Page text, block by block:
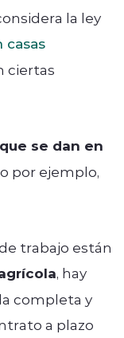
la ley
casas
ciertas
se dan en
por ejemplo,
trabajo están
, hay
completa y
a plazo